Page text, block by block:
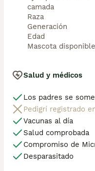
camada
Raza
Generación
Edad
Mascota disponible
Salud y médicos
Los padres se
Pedigrí registrado
Vacunas al día
Salud comprobada
Compromiso de
Desparasitado